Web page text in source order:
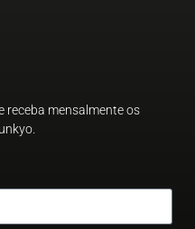
receba mensalmente os